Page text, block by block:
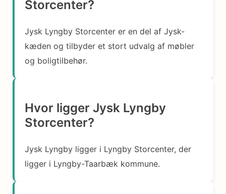
Storcenter?
Jysk Lyngby Storcenter er en del af Jysk-
kæden og tilbyder et stort udvalg af møbler
og boligtilbehør.
Hvor ligger Jysk Lyngby
Storcenter?
Jysk Lyngby ligger i Lyngby Storcenter, der
ligger i Lyngby-Taarbæk kommune.